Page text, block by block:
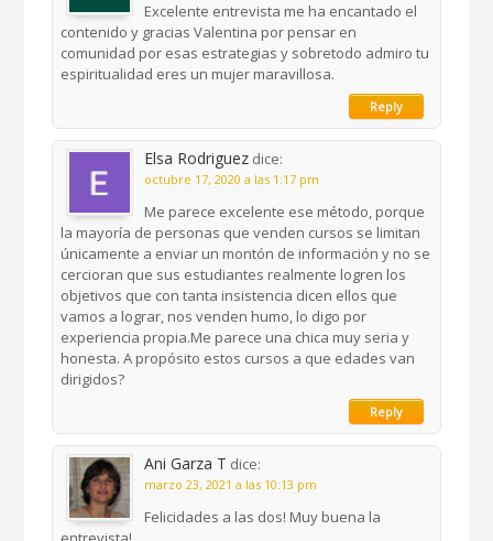
Excelente entrevista me ha encantado el
contenido y gracias Valentina por pensar en
comunidad por esas estrategias y sobretodo admiro tu
espiritualidad eres un mujer maravillosa.
Reply
Elsa Rodriguez dice:
octubre 17, 2020 a las 1:17 pm
Me parece excelente ese método, porque
la mayoría de personas que venden cursos se limitan
únicamente a enviar un montón de información y no se
cercioran que sus estudiantes realmente logren los
objetivos que con tanta insistencia dicen ellos que
vamos a lograr, nos venden humo, lo digo por
experiencia propia.Me parece una chica muy seria y
honesta. A propósito estos cursos a que edades van
dirigidos?
Reply
Ani Garza T dice:
marzo 23, 2021 a las 10:13 pm
Felicidades a las dos! Muy buena la